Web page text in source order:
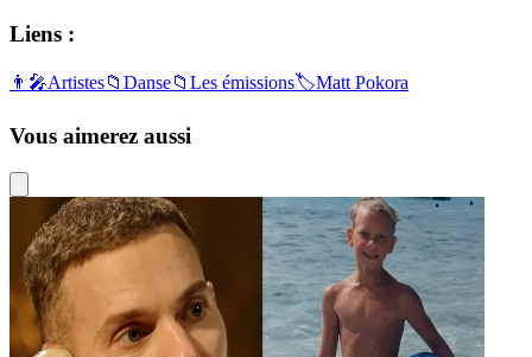
Liens :
👨‍🎤Artistes📁 Danse📁 Les émissions🏷️Matt Pokora
Vous aimerez aussi